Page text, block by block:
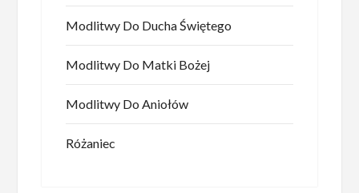
Modlitwy Do Ducha Świętego
Modlitwy Do Matki Bożej
Modlitwy Do Aniołów
Różaniec